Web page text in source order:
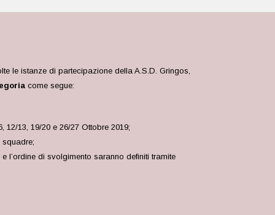
le istanze di partecipazione della A.S.D. Gringos,
come segue:
13, 19/20 e 26/27 Ottobre 2019;
di svolgimento saranno definiti tramite